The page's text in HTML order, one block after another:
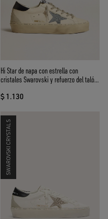
Hi Star de napa con estrella con
cristales Swarovski y refuerzo del talón
$ 1.130
SWAROVSKI CRYSTALS